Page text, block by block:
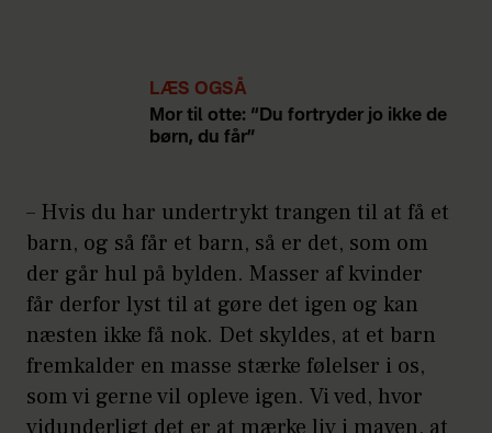
LÆS OGSÅ
Mor til otte: “Du fortryder jo ikke de
børn, du får”
– Hvis du har undertrykt trangen til at få et
barn, og så får et barn, så er det, som om
der går hul på bylden. Masser af kvinder
får derfor lyst til at gøre det igen og kan
næsten ikke få nok. Det skyldes, at et barn
fremkalder en masse stærke følelser i os,
som vi gerne vil opleve igen. Vi ved, hvor